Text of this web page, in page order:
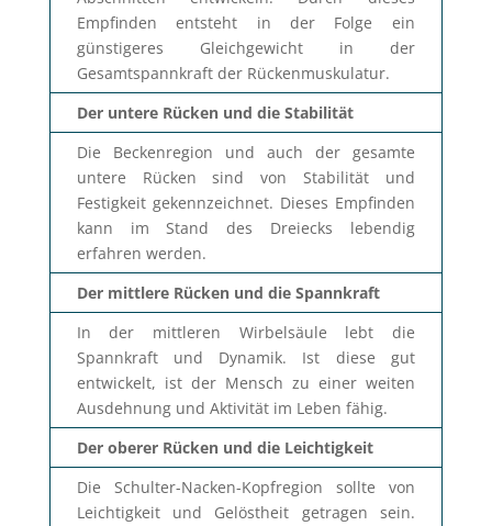
Empfinden entsteht in der Folge ein
günstigeres Gleichgewicht in der
Gesamtspannkraft der Rückenmuskulatur.
Der untere Rücken und die Stabilität
Die Beckenregion und auch der gesamte
untere Rücken sind von Stabilität und
Festigkeit gekennzeichnet. Dieses Empfinden
kann im Stand des Dreiecks lebendig
erfahren werden.
Der mittlere Rücken und die Spannkraft
In der mittleren Wirbelsäule lebt die
Spannkraft und Dynamik. Ist diese gut
entwickelt, ist der Mensch zu einer weiten
Ausdehnung und Aktivität im Leben fähig.
Der oberer Rücken und die Leichtigkeit
Die Schulter-Nacken-Kopfregion sollte von
Leichtigkeit und Gelöstheit getragen sein.